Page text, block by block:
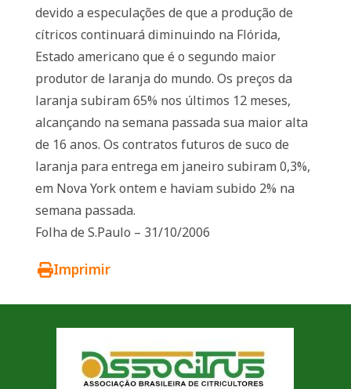
devido a especulações de que a produção de
cítricos continuará diminuindo na Flórida,
Estado americano que é o segundo maior
produtor de laranja do mundo. Os preços da
laranja subiram 65% nos últimos 12 meses,
alcançando na semana passada sua maior alta
de 16 anos. Os contratos futuros de suco de
laranja para entrega em janeiro subiram 0,3%,
em Nova York ontem e haviam subido 2% na
semana passada.
Folha de S.Paulo – 31/10/2006
Imprimir